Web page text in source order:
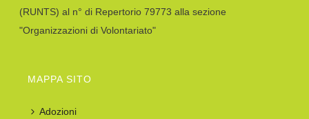
(RUNTS) al n° di Repertorio 79773 alla sezione
"Organizzazioni di Volontariato"
MAPPA SITO
Adozioni